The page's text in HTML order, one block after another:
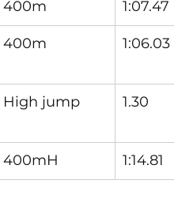
400m
1:07.47
400m 1:06.03
High jump 1.30
400mH 1:14.81